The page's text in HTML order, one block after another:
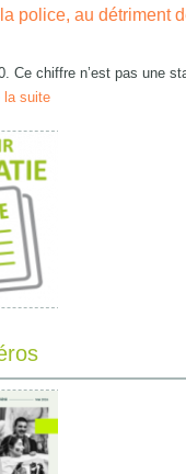
police, au détriment
Ce chiffre n’est pas une
la suite